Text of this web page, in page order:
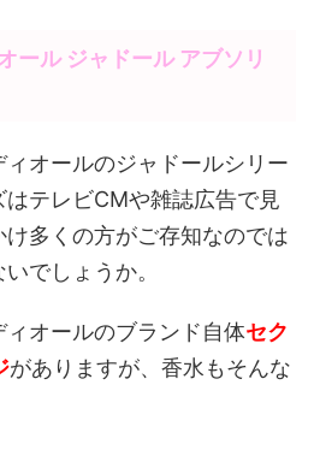
ール ジャドール アブソリ
ィオールのジャドールシリー
はテレビCMや雑誌広告で見
け多くの方がご存知なのでは
いでしょうか。
ィオールのブランド自体セク
がありますが、香水もそんな